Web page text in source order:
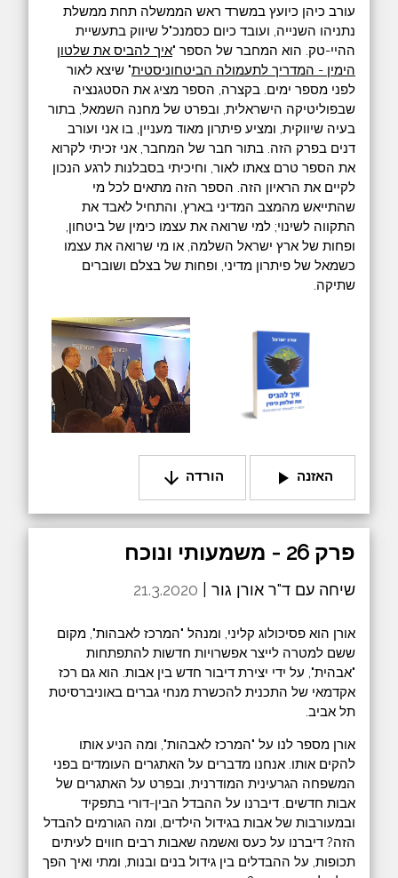
עורב כיהן כיועץ במשרד ראש הממשלה תחת ממשלת
נתניהו השנייה, ועובד כיום כסמנכ"ל שיווק בתעשיית
ההיי-טק. הוא המחבר של הספר "איך להביס את שלטון
הימין - המדריך לתעמולה הביטחוניסטית" שיצא לאור
לפני מספר ימים. בקצרה, הספר מציג את הסטגנציה
שבפוליטיקה הישראלית, ובפרט של מחנה השמאל, בתור
בעיה שיווקית, ומציע פיתרון מאוד מעניין, בו אני ועורב
דנים בפרק הזה. בתור חבר של המחבר, אני זכיתי לקרוא
את הספר טרם צאתו לאור, וחיכיתי בסבלנות לרגע הנכון
לקיים את הראיון הזה. הספר הזה מתאים לכל מי
שהתייאש מהמצב המדיני בארץ, והתחיל לאבד את
התקווה לשינוי; למי שרואה את עצמו כימין של ביטחון,
ופחות של ארץ ישראל השלמה, או מי שרואה את עצמו
כשמאל של פיתרון מדיני, ופחות של בצלם ושוברים
שתיקה.
האזנה play_arrow הורדה arrow_downward
פרק 26 - משמעותי ונוכח
שיחה עם ד"ר אורן גור | 21.3.2020
אורן הוא פסיכולוג קליני, ומנהל "המרכז לאבהות", מקום
ששם למטרה לייצר אפשרויות חדשות להתפתחות
"אבהית", על ידי יצירת דיבור חדש בין אבות. הוא גם רכז
אקדמאי של התכנית להכשרת מנחי גברים באוניברסיטת
תל אביב.
אורן מספר לנו על "המרכז לאבהות", ומה הניע אותו
להקים אותו. אנחנו מדברים על האתגרים העומדים בפני
המשפחה הגרעינית המודרנית, ובפרט על האתגרים של
אבות חדשים. דיברנו על ההבדל הבין-דורי בתפקיד
ובמעורבות של אבות בגידול הילדים, ומה הגורמים להבדל
הזה? דיברנו על כעס ואשמה שאבות רבים חווים לעיתים
תכופות, על ההבדלים בין גידול בנים ובנות, ומתי ואיך הפך